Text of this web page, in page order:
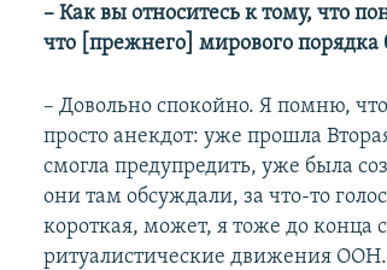
– Как вы относитесь к тому, что
что [прежнего] мирового порядка
– Довольно спокойно. Я помню,
просто анекдот: уже прошла
смогла предупредить, уже была
они там обсуждали, за что-то
короткая, может, я тоже до конца
ритуалистические движения